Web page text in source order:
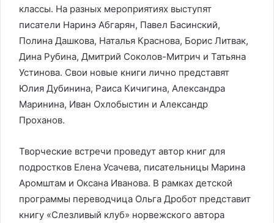
классы. На разных мероприятиях выступят
писатели Наринэ Абгарян, Павел Басинский,
Полина Дашкова, Наталья Краснова, Борис Литвак,
Дина Рубина, Дмитрий Соколов-Митрич и Татьяна
Устинова. Свои новые книги лично представят
Юлия Дубинина, Раиса Кичигина, Александра
Маринина, Иван Охлобыстин и Александр
Проханов.
Творческие встречи проведут автор книг для
подростков Елена Усачева, писательницы Марина
Аромштам и Оксана Иванова. В рамках детской
программы переводчица Ольга Дробот представит
книгу «Слезливый клуб» норвежского автора